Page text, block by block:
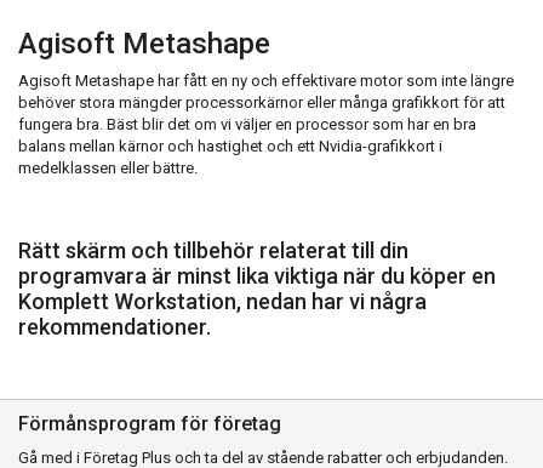
Agisoft Metashape
Agisoft Metashape har fått en ny och effektivare motor som inte längre
behöver stora mängder processorkärnor eller många grafikkort för att
fungera bra. Bäst blir det om vi väljer en processor som har en bra
balans mellan kärnor och hastighet och ett Nvidia-grafikkort i
medelklassen eller bättre.
Rätt skärm och tillbehör relaterat till din
programvara är minst lika viktiga när du köper en
Komplett Workstation, nedan har vi några
rekommendationer.
Förmånsprogram för företag
Gå med i Företag Plus och ta del av stående rabatter och erbjudanden.